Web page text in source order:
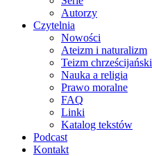
Autorzy
Czytelnia
Nowości
Ateizm i naturalizm
Teizm chrześcijański
Nauka a religia
Prawo moralne
FAQ
Linki
Katalog tekstów
Podcast
Kontakt